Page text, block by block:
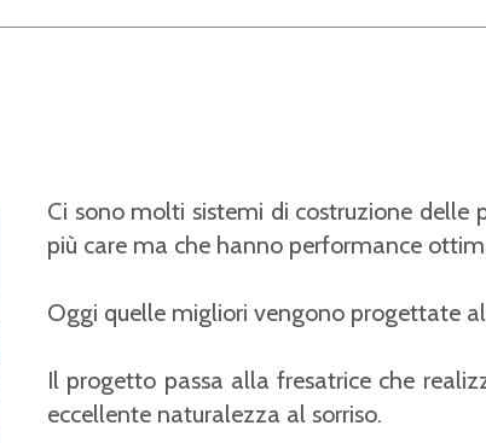
Ci sono molti sistemi di costruzione delle
più care ma che hanno performance
Oggi quelle migliori vengono progettate
Il progetto passa alla fresatrice che
eccellente naturalezza al sorriso.